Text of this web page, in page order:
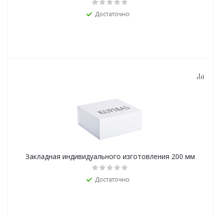
Достаточно
Закладная индивидуального изготовления 200 мм
Достаточно